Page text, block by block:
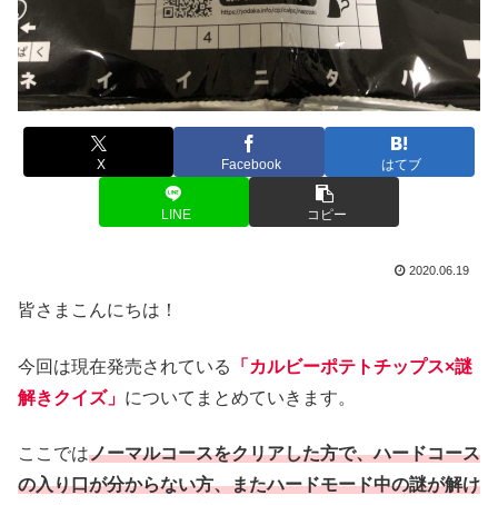
X Facebook はてブ
LINE コピー
2020.06.19
皆さまこんにちは！
今回は現在発売されている
「カルビーポテトチップス×謎
解きクイズ」 についてまとめていきます。
ここではノーマルコースをクリアした方で、ハードコース
の入り口が分からない方、またハードモード中の謎が解け